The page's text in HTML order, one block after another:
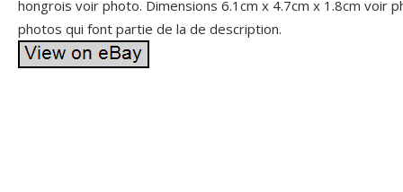
hongrois voir photo. Dimensions 6.1cm x 4.7cm x 1.8cm voir
photos qui font partie de la de description.